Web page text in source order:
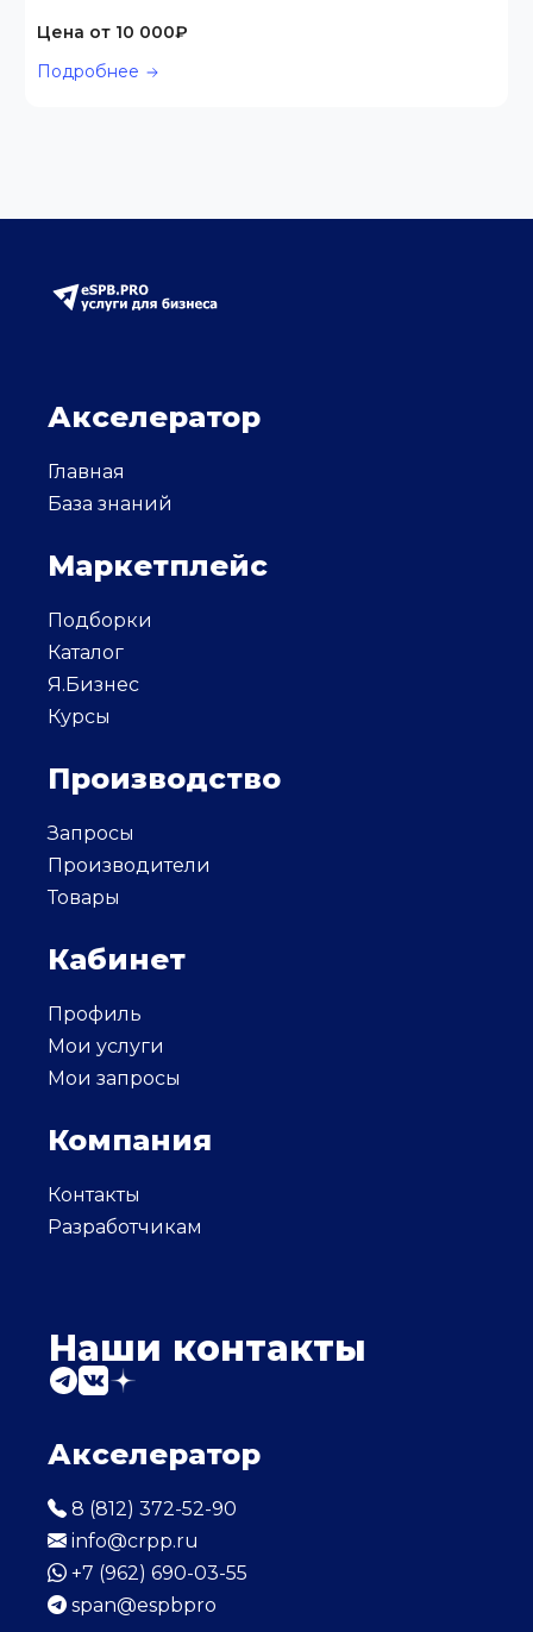
Цена от 10 000₽
Подробнее
Акселератор
Главная
База знаний
Маркетплейс
Подборки
Каталог
Я.Бизнес
Курсы
Производство
Запросы
Производители
Товары
Кабинет
Профиль
Мои услуги
Мои запросы
Компания
Контакты
Разработчикам
Наши контакты
Акселератор
8 (812) 372-52-90
info@crpp.ru
+7 (962) 690-03-55
span@espbpro